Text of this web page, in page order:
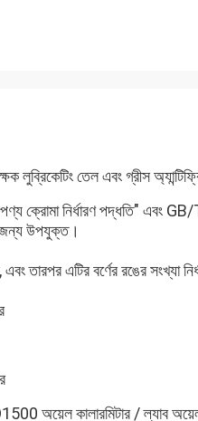
লুব্রিকেটিং তেল এবং গ্রীস
ক্রোমা নির্ধারণ পদ্ধতি"
জন্য উপযুক্ত।
তারপর এটির বর্ণের রঙের সংখ্যা
অয়েল কালারমিটার / ল্যাব